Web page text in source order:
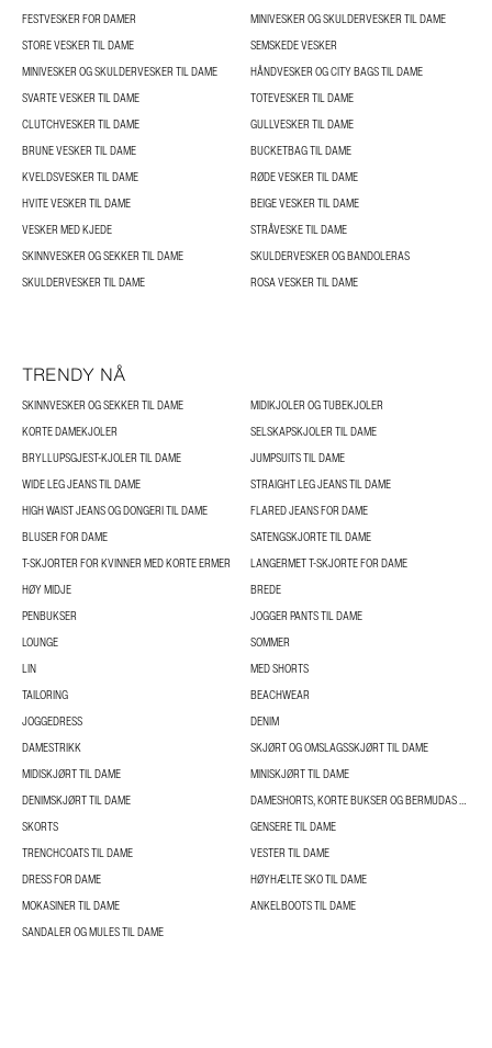
FESTVESKER FOR DAMER
MINIVESKER OG SKULDERVESKER TIL DAME
STORE VESKER TIL DAME
SEMSKEDE VESKER
MINIVESKER OG SKULDERVESKER TIL DAME
HÅNDVESKER OG CITY BAGS TIL DAME
SVARTE VESKER TIL DAME
TOTEVESKER TIL DAME
CLUTCHVESKER TIL DAME
GULLVESKER TIL DAME
BRUNE VESKER TIL DAME
BUCKETBAG TIL DAME
KVELDSVESKER TIL DAME
RØDE VESKER TIL DAME
HVITE VESKER TIL DAME
BEIGE VESKER TIL DAME
VESKER MED KJEDE
STRÅVESKE TIL DAME
SKINNVESKER OG SEKKER TIL DAME
SKULDERVESKER OG BANDOLERAS
SKULDERVESKER TIL DAME
ROSA VESKER TIL DAME
TRENDY NÅ
SKINNVESKER OG SEKKER TIL DAME
MIDIKJOLER OG TUBEKJOLER
KORTE DAMEKJOLER
SELSKAPSKJOLER TIL DAME
BRYLLUPSGJEST-KJOLER TIL DAME
JUMPSUITS TIL DAME
WIDE LEG JEANS TIL DAME
STRAIGHT LEG JEANS TIL DAME
HIGH WAIST JEANS OG DONGERI TIL DAME
FLARED JEANS FOR DAME
BLUSER FOR DAME
SATENGSKJORTE TIL DAME
T-SKJORTER FOR KVINNER MED KORTE ERMER
LANGERMET T-SKJORTE FOR DAME
HØY MIDJE
BREDE
PENBUKSER
JOGGER PANTS TIL DAME
LOUNGE
SOMMER
LIN
MED SHORTS
TAILORING
BEACHWEAR
JOGGEDRESS
DENIM
DAMESTRIKK
SKJØRT OG OMSLAGSSKJØRT TIL DAME
MIDISKJØRT TIL DAME
MINISKJØRT TIL DAME
DENIMSKJØRT TIL DAME
DAMESHORTS, KORTE BUKSER OG BERMUDAS TIL DAME
SKORTS
GENSERE TIL DAME
TRENCHCOATS TIL DAME
VESTER TIL DAME
DRESS FOR DAME
HØYHÆLTE SKO TIL DAME
MOKASINER TIL DAME
ANKELBOOTS TIL DAME
SANDALER OG MULES TIL DAME